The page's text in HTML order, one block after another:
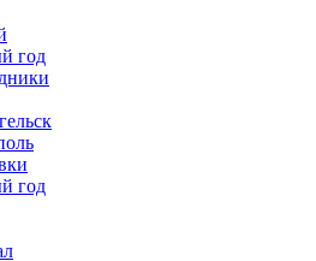
год
год